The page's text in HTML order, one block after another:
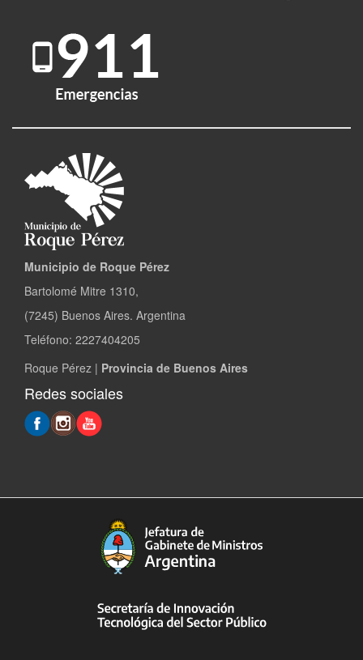
Municipio de Roque Pérez
Bartolomé Mitre 1310,
(7245) Buenos Aires. Argentina
Teléfono: 2227404205
Roque Pérez | Provincia de Buenos Aires
Redes sociales